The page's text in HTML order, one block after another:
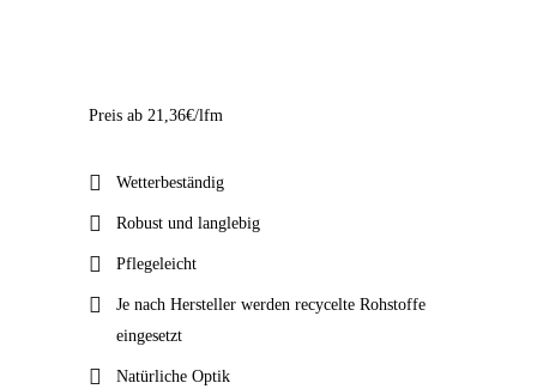
UND PFLEGELEICHT
TREX WPC -
ISLAND MIST
Preis ab 21,36€/lfm
Wetterbeständig
Robust und langlebig
Pflegeleicht
Je nach Hersteller werden recycelte Rohstoffe
eingesetzt
Natürliche Optik